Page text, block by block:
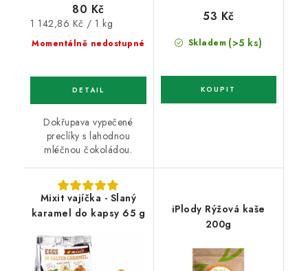
Momentálně nedostupné
80 Kč
Měrná
cena:
1 142,86 Kč / 1 kg
Dokřupava vypečené
preclíky s lahodnou
mléčnou čokoládou.
Skladem (>5 ks)
53 Kč
Mixit vajíčka - Slaný
karamel do kapsy 65 g
iPlody Rýžová kaše
200g